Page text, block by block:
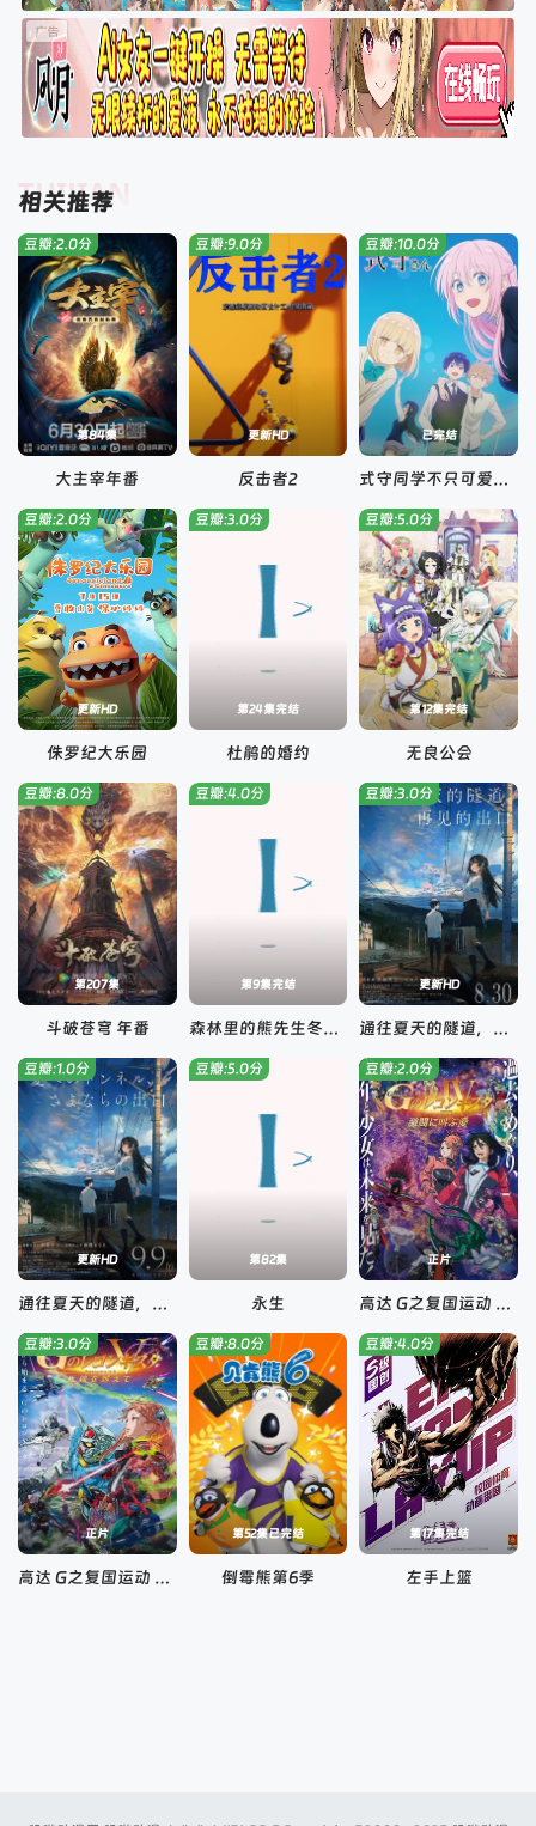
相关推荐
TUIJIAN
第84集
豆瓣:2.0分
大主宰年番
更新HD
豆瓣:9.0分
反击者2
已完结
豆瓣:10.0分
式守同学不只可爱而已
更新HD
豆瓣:2.0分
侏罗纪大乐园
第24集完结
豆瓣:3.0分
杜鹃的婚约
第12集完结
豆瓣:5.0分
无良公会
第207集
豆瓣:8.0分
斗破苍穹 年番
第9集完结
豆瓣:4.0分
森林里的熊先生冬眠中
更新HD
豆瓣:3.0分
通往夏天的隧道，再见的出口国语
更新HD
豆瓣:1.0分
通往夏天的隧道，离别的出口
第82集
豆瓣:5.0分
永生
正片
豆瓣:2.0分
高达 G之复国运动 剧场版IV 在激斗中呼唤爱
正片
豆瓣:3.0分
高达 G之复国运动 剧场版V 跨越死线
第52集已完结
豆瓣:8.0分
倒霉熊第6季
第17集完结
豆瓣:4.0分
左手上篮